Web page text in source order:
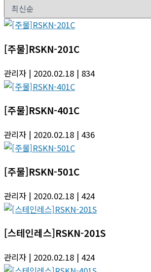
[주물]RSKN-201C
관리자 | 2020.02.18 | 834
[주물]RSKN-401C
관리자 | 2020.02.18 | 436
[주물]RSKN-501C
관리자 | 2020.02.18 | 424
[스테인레스]RSKN-201S
관리자 | 2020.02.18 | 424